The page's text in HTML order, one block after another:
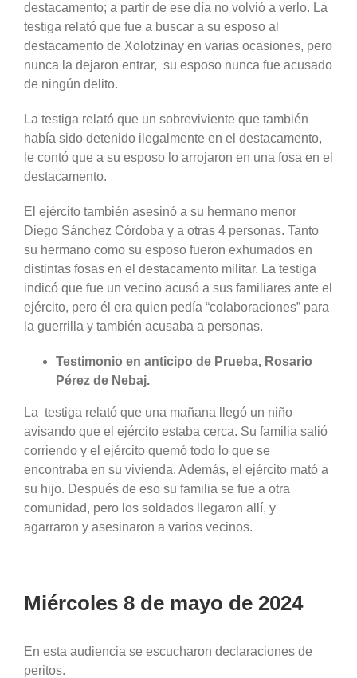
destacamento; a partir de ese día no volvió a verlo. La
testiga relató que fue a buscar a su esposo al
destacamento de Xolotzinay en varias ocasiones, pero
nunca la dejaron entrar, su esposo nunca fue acusado
de ningún delito.
La testiga relató que un sobreviviente que también
había sido detenido ilegalmente en el destacamento,
le contó que a su esposo lo arrojaron en una fosa en el
destacamento.
El ejército también asesinó a su hermano menor
Diego Sánchez Córdoba y a otras 4 personas. Tanto
su hermano como su esposo fueron exhumados en
distintas fosas en el destacamento militar. La testiga
indicó que fue un vecino acusó a sus familiares ante el
ejército, pero él era quien pedía “colaboraciones” para
la guerrilla y también acusaba a personas.
Testimonio en anticipo de Prueba, Rosario
Pérez de Nebaj.
La testiga relató que una mañana llegó un niño
avisando que el ejército estaba cerca. Su familia salió
corriendo y el ejército quemó todo lo que se
encontraba en su vivienda. Además, el ejército mató a
su hijo. Después de eso su familia se fue a otra
comunidad, pero los soldados llegaron allí, y
agarraron y asesinaron a varios vecinos.
Miércoles 8 de mayo de 2024
En esta audiencia se escucharon declaraciones de
peritos.